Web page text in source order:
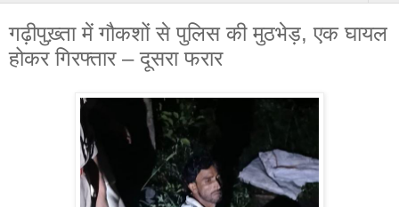
गढ़ीपुख़्ता में गौकशों से पुलिस की मुठभेड़, एक घायल
होकर गिरफ्तार – दूसरा फरार